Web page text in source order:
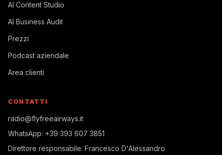
AI Content Studio
AI Business Audit
Prezzi
Podcast aziendale
Area clienti
CONTATTI
radio@flyfreeairways.it
WhatsApp: +39 393 607 3851
Direttore responsabile: Francesco D'Alessandro